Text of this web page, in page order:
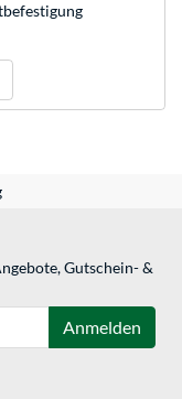
Gutschein- &
Anmelden